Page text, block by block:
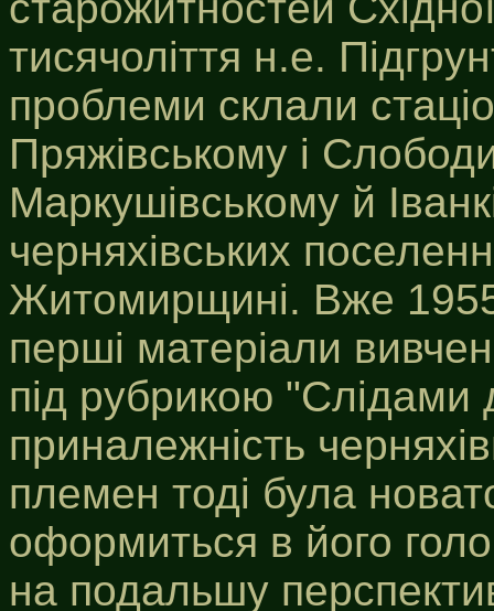
тисячоліття н.е.
проблеми склали
Пряжівському і
Маркушівському й
черняхівських
Житомирщині. Вже 1955
перші матеріали
під рубрикою
приналежність
племен тоді була
оформиться в його
на подальшу